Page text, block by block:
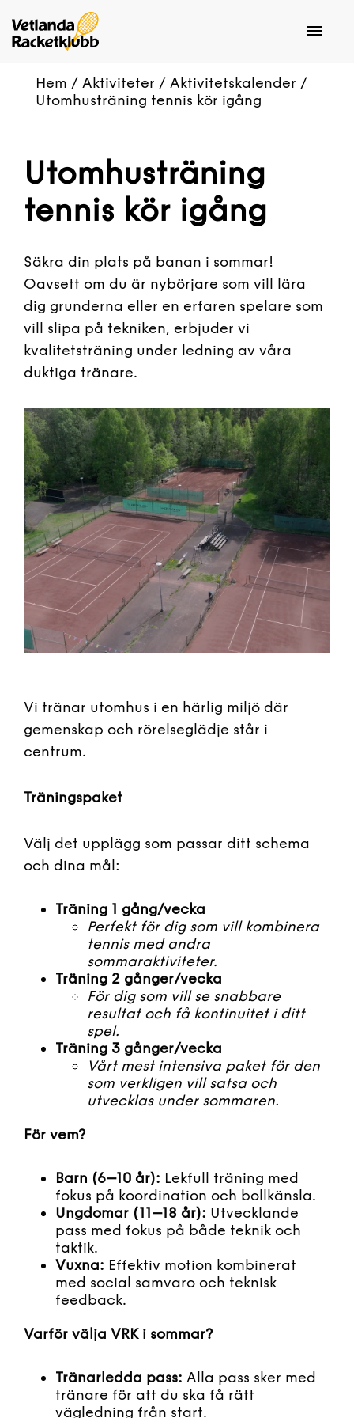
Hem / Aktiviteter / Aktivitetskalender /
Utomhusträning tennis kör igång
Utomhusträning
tennis kör igång
Säkra din plats på banan i sommar!
Oavsett om du är nybörjare som vill lära
dig grunderna eller en erfaren spelare som
vill slipa på tekniken, erbjuder vi
kvalitetsträning under ledning av våra
duktiga tränare.
Vi tränar utomhus i en härlig miljö där
gemenskap och rörelseglädje står i
centrum.
Träningspaket
Välj det upplägg som passar ditt schema
och dina mål:
Träning 1 gång/vecka
Perfekt för dig som vill kombinera
tennis med andra
sommaraktiviteter.
Träning 2 gånger/vecka
För dig som vill se snabbare
resultat och få kontinuitet i ditt
spel.
Träning 3 gånger/vecka
Vårt mest intensiva paket för den
som verkligen vill satsa och
utvecklas under sommaren.
För vem?
Barn (6–10 år): Lekfull träning med
fokus på koordination och bollkänsla.
Ungdomar (11–18 år): Utvecklande
pass med fokus på både teknik och
taktik.
Vuxna: Effektiv motion kombinerat
med social samvaro och teknisk
feedback.
Varför välja VRK i sommar?
Tränarledda pass: Alla pass sker med
tränare för att du ska få rätt
vägledning från start.